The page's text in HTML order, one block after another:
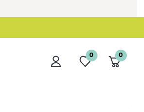
0 0